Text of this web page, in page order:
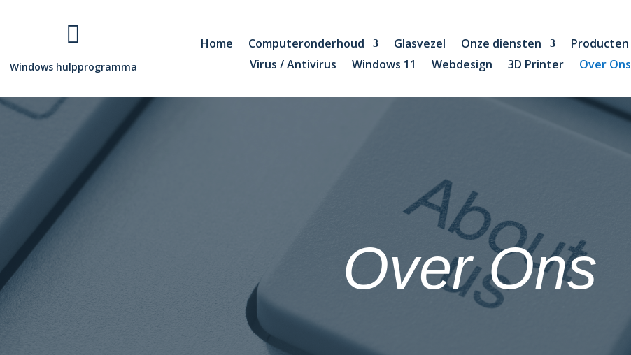

Windows hulpprogramma
Home Computeronderhoud Glasvezel Onze diensten Producten
Virus / Antivirus
Windows 11 Webdesign 3D Printer Over Ons
Over Ons